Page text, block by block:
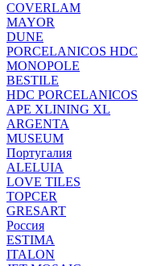
COVERLAM
MAYOR
DUNE
PORCELANICOS HDC
MONOPOLE
BESTILE
HDC PORCELANICOS
APE XLINING XL
ARGENTA
MUSEUM
Португалия
ALELUIA
LOVE TILES
TOPCER
GRESART
Россия
ESTIMA
ITALON